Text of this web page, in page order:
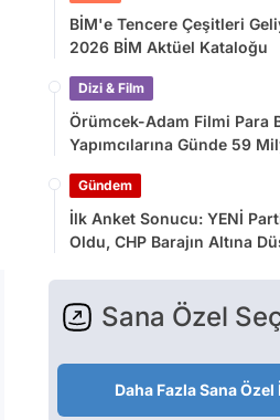
BİM'e Tencere Çeşitleri
2026 BİM Aktüel Kataloğu
Dizi & Film
Örümcek-Adam Filmi Para
Yapımcılarına Günde 59
Gündem
İlk Anket Sonucu: YENİ
Oldu, CHP Barajın Altına
Sana Özel
Daha Fazla Sana